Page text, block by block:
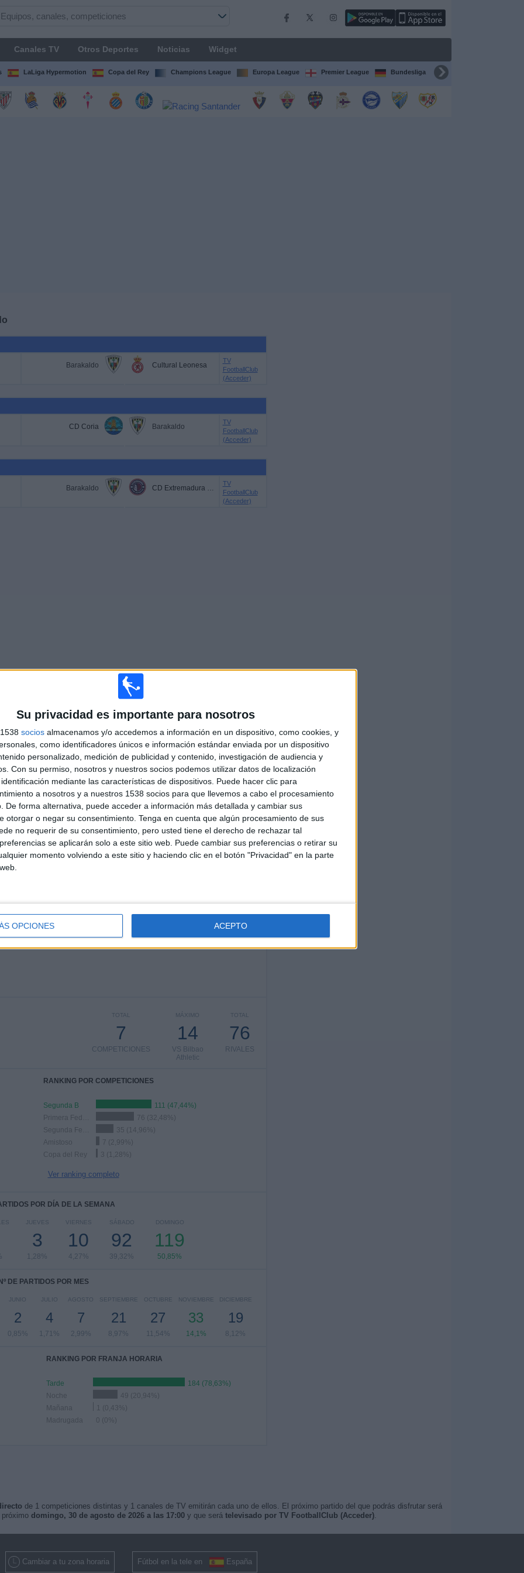
Su privacidad es importante para nosotros
socios almacenamos y/o accedemos a información en un dispositivo, como cookies, y
como identificadores únicos e información estándar enviada por un dispositivo
personalizado, medición de publicidad y contenido, investigación de audiencia y
Con su permiso, nosotros y nuestros socios podemos utilizar datos de localización
mediante las características de dispositivos. Puede hacer clic para
a nosotros y a nuestros 1538 socios para que llevemos a cabo el procesamiento
De forma alternativa, puede acceder a información más detallada y cambiar sus
otorgar o negar su consentimiento. Tenga en cuenta que algún procesamiento de sus
no requerir de su consentimiento, pero usted tiene el derecho de rechazar tal
se aplicarán solo a este sitio web. Puede cambiar sus preferencias o retirar su
momento volviendo a este sitio y haciendo clic en el botón "Privacidad" en la parte
OPCIONES ACEPTO
Canales TV Otros Deportes Noticias Widget
LaLiga Hypermotion Copa del Rey Champions League Europa League Premier League Bundesliga Supercopa de España
Barakaldo Cultural Leonesa
TV
FootballClub
(Acceder)
CD Coria Barakaldo
TV
FootballClub
(Acceder)
Barakaldo CD Extremadura 1924
TV
FootballClub
(Acceder)
EN TELEVISIÓN EN ESPAÑA
los datos estadísticos de cuándo y dónde se televisan los partidos deFútboldel
dar los siguientes datos:
65,81%
CD Tenerife - Barakaldo
01/05/2026 Primera Federación por LaLiga+
Plus, TV FootballClub, Primera Federación, TV
TOTAL
38
CANALES TV
DÍAS
96
SIN PARTIDO
GRATUÍTO
PARTIDOS
3
CONSECUTIVOS
DE PAGO
TOTAL
76
RIVALES
MÁXIMO
14
VS Bilbao
Athletic
TOTAL
7
COMPETICIONES
RANKING POR COMPETICIONES
Segunda B
111 (47,44%)
76 (32,48%)
35 (14,96%)
Amistoso
7 (2,99%)
Copa del Rey
3 (1,28%)
Ver ranking completo
POR DÍA DE LA SEMANA
JUEVES
3
1,28%
VIERNES
10
4,27%
SÁBADO
92
39,32%
DOMINGO
119
50,85%
Nº DE PARTIDOS POR MES
JUNIO
2
0,85%
JULIO
4
1,71%
AGOSTO
7
2,99%
SEPTIEMBRE
21
8,97%
OCTUBRE
27
11,54%
NOVIEMBRE
33
14,1%
DICIEMBRE
19
8,12%
RANKING POR FRANJA HORARIA
Tarde
184 (78,63%)
Noche
49 (20,94%)
Mañana
1 (0,43%)
Madrugada
0 (0%)
de 1 competiciones distintas y 1 canales de TV emitirán cada uno de ellos. El próximo partido del que podrás disfrutar será
domingo, 30 de agosto de 2026 a las 17:00y que será televisado por TV FootballClub (Acceder).
Cambiar a tu zona horaria Fútbol en la tele en España